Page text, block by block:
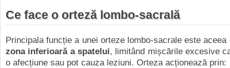
Ce face o orteză lombo-sacrală
Principala funcție a unei orteze lombo-sacrale este
zona inferioară a spatelui, limitând mișcările excesive
o afecțiune sau pot cauza leziuni. Orteza acționează prin: